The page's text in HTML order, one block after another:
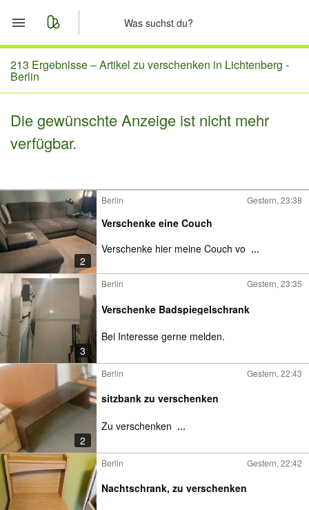
Start
Merkliste
Nachrichten
213 Ergebnisse –Artikel zu verschenken in Lichtenberg -
Berlin
Die gewünschte Anzeige ist nicht mehr
verfügbar.
2
Berlin Gestern, 23:38
Verschenke eine Couch
Verschenke hier meine Couch vo ...
3
Berlin Gestern, 23:35
Verschenke Badspiegelschrank
Bei Interesse gerne melden.
2
Berlin Gestern, 22:43
sitzbank zu verschenken
Zu verschenken ...
Berlin Gestern, 22:42
Nachtschrank, zu verschenken